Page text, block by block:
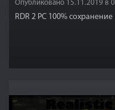
Опубликовано 15.11.2019 в
RDR 2 PC 100%